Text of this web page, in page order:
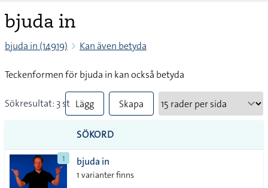
bjuda in
bjuda in (14919) Kan även betyda
Teckenformen för bjuda in kan också betyda
Sökresultat: 3 st Lägg
till
alla i
lista
Skapa
SÖKORD
1 bjuda in
1 varianter finns